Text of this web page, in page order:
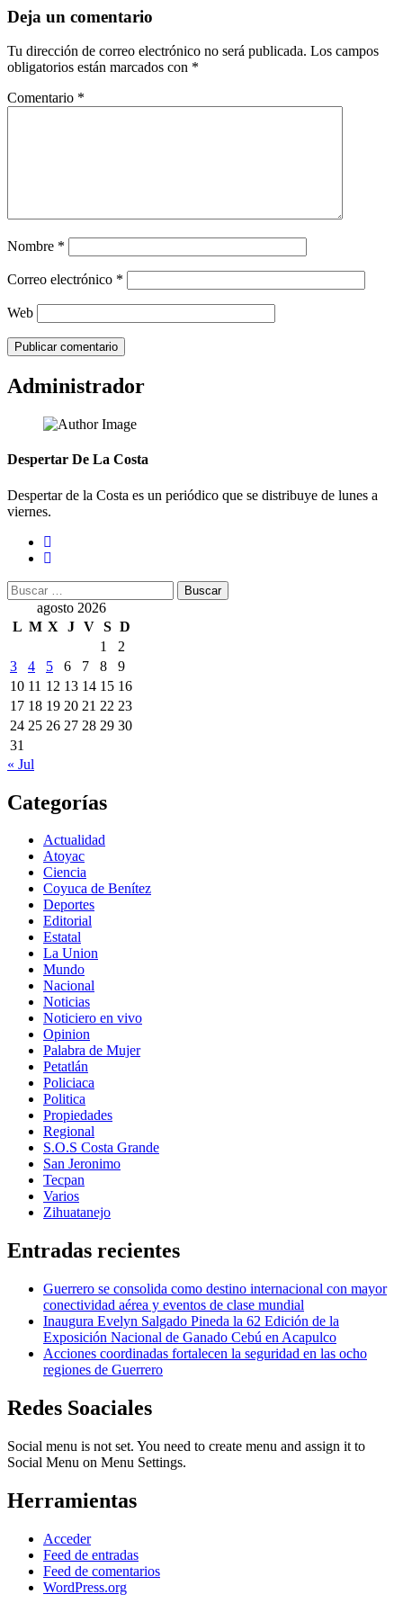
Deja un comentario
Tu dirección de correo electrónico no será publicada. Los campos
obligatorios están marcados con *
Comentario *
Nombre *
Correo electrónico *
Web
Administrador
Despertar De La Costa
Despertar de la Costa es un periódico que se distribuye de lunes a
viernes.
Buscar:
agosto 2026
L M X J V S D
1
2
3
4 5 6 7 8
9
10 11 12 13 14 15 16
17 18 19 20 21 22 23
24 25 26 27 28 29 30
31
« Jul
Categorías
Actualidad
Atoyac
Ciencia
Coyuca de Benítez
Deportes
Editorial
Estatal
La Union
Mundo
Nacional
Noticias
Noticiero en vivo
Opinion
Palabra de Mujer
Petatlán
Policiaca
Politica
Propiedades
Regional
S.O.S Costa Grande
San Jeronimo
Tecpan
Varios
Zihuatanejo
Entradas recientes
Guerrero se consolida como destino internacional con mayor
conectividad aérea y eventos de clase mundial
Inaugura Evelyn Salgado Pineda la 62 Edición de la
Exposición Nacional de Ganado Cebú en Acapulco
Acciones coordinadas fortalecen la seguridad en las ocho
regiones de Guerrero
Redes Soaciales
Social menu is not set. You need to create menu and assign it to
Social Menu on Menu Settings.
Herramientas
Acceder
Feed de entradas
Feed de comentarios
WordPress.org